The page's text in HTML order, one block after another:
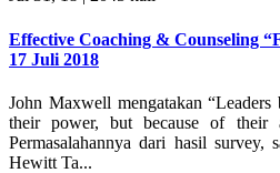
Effective Coaching & Counseling
17 Juli 2018
John Maxwell mengatakan “Leaders
their power, but because of their
Permasalahannya dari hasil survey,
Hewitt Ta...